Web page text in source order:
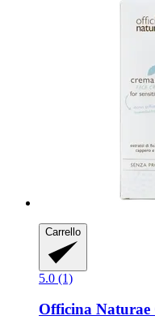
Carrello
5.0 (1)
Officina Naturae